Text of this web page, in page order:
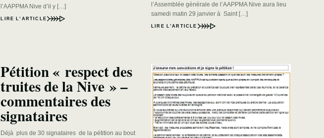
l’AAPPMA Nive d’il y […]
LIRE L’ARTICLE
l’Assemblée générale de l’AAPPMA Nive aura lieu
samedi matin 29 janvier à Saint […]
LIRE L’ARTICLE
Pétition « respect des
truites de la Nive » –
commentaires des
signataires
Déjà plus de 30 signataires de la pétition au bout